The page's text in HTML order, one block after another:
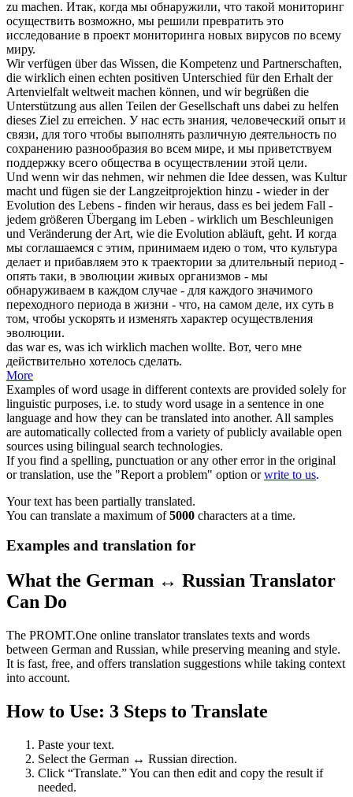
zu machen. Итак, когда мы обнаружили, что такой мониторинг
осуществить возможно, мы решили превратить это
исследование в проект мониторинга новых вирусов по всему
миру.
Wir verfügen über das Wissen, die Kompetenz und Partnerschaften,
die wirklich einen echten positiven Unterschied für den Erhalt der
Artenvielfalt weltweit machen können, und wir begrüßen die
Unterstützung aus allen Teilen der Gesellschaft uns dabei zu helfen
dieses Ziel zu erreichen. У нас есть знания, человеческий опыт и
связи, для того чтобы выполнять различную деятельность по
сохранению разнообразия во всем мире, и мы приветствуем
поддержку всего общества в осуществлении этой цели.
Und wenn wir das nehmen, wir nehmen die Idee dessen, was Kultur
macht und fügen sie der Langzeitprojektion hinzu - wieder in der
Evolution des Lebens - finden wir heraus, dass es bei jedem Fall -
jedem größeren Übergang im Leben - wirklich um Beschleunigen
und Veränderung der Art, wie die Evolution abläuft, geht. И когда
мы соглашаемся с этим, принимаем идею о том, что культура
делает и прибавляем это к траектории за длительный период -
опять таки, в эволюции живых организмов - мы
обнаруживаем в каждом случае - для каждого значимого
переходного периода в жизни - что, на самом деле, их суть в
том, чтобы ускорять и изменять характер осуществления
эволюции.
das war es, was ich wirklich machen wollte. Вот, чего мне
действительно хотелось сделать.
More
Examples of word usage in different contexts are provided solely for
linguistic purposes, i.e. to study word usage in a sentence in one
language and how they can be translated into another. All samples
are automatically collected from a variety of publicly available open
sources using bilingual search technologies.
If you find a spelling, punctuation or any other error in the original
or translation, use the "Report a problem" option orwrite to us.
Your text has been partially translated.
You can translate a maximum of5000 characters at a time.
Examples and translation for
What the German ↔ Russian Translator
Can Do
The PROMT.One online translator translates texts and words
between German and Russian, while preserving meaning and style.
It is fast, free, and offers translation suggestions while taking context
into account.
How to Use: 3 Steps to Translate
Paste your text.
Select the German ↔ Russian direction.
Click “Translate.” You can then edit and copy the result if
needed.